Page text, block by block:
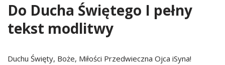
Do Ducha Świętego I pełny
tekst modlitwy
Duchu Święty, Boże, Miłości Przedwieczna Ojca iSyna!